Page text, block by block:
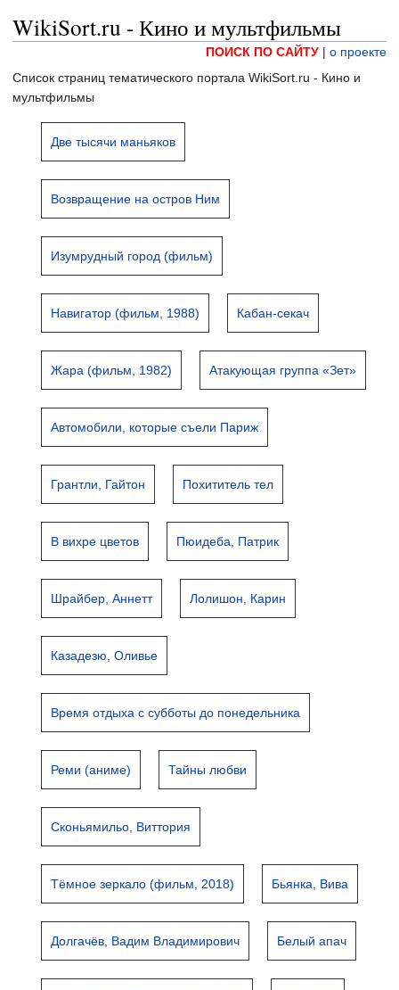
WikiSort.ru - Кино и мультфильмы
ПОИСК ПО САЙТУ | о проекте
Список страниц тематического портала WikiSort.ru - Кино и
мультфильмы
Две тысячи маньяков
Возвращение на остров Ним
Изумрудный город (фильм)
Навигатор (фильм, 1988) Кабан-секач
Жара (фильм, 1982) Атакующая группа «Зет»
Автомобили, которые съели Париж
Грантли, Гайтон Похититель тел
В вихре цветов Пюидеба, Патрик
Шрайбер, Аннетт Лолишон, Карин
Казадезю, Оливье
Время отдыха с субботы до понедельника
Реми (аниме) Тайны любви
Сконьямильо, Виттория
Тёмное зеркало (фильм, 2018) Бьянка, Вива
Долгачёв, Вадим Владимирович Белый апач